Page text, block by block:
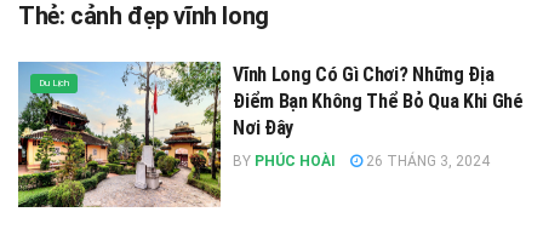
Thẻ: cảnh đẹp vĩnh long
Du Lịch
Vĩnh Long Có Gì Chơi? Những Địa
Điểm Bạn Không Thể Bỏ Qua Khi Ghé
Nơi Đây
BY PHÚC HOÀI 26 THÁNG 3, 2024